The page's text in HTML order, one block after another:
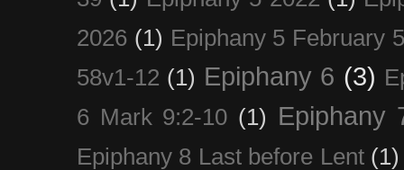
2026 (1) Epiphany 5 February
58v1-12 (1) Epiphany 6 (3)
6 Mark 9:2-10 (1) Epiphany
Epiphany 8 Last before Lent (1)